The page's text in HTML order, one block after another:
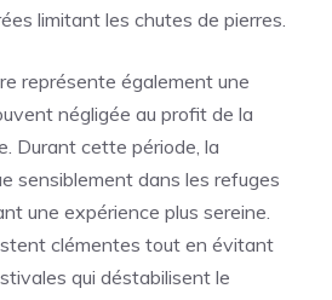
limitant les chutes de pierres.
représente également une
négligée au profit de la
Durant cette période, la
sensiblement dans les refuges
une expérience plus sereine.
clémentes tout en évitant
qui déstabilisent le